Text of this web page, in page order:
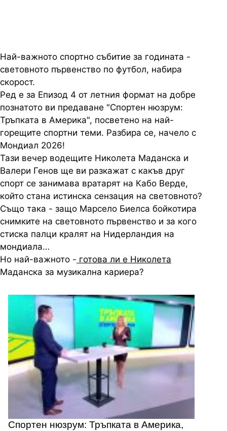
Най-важното спортно събитие за годината -
световното първенство по футбол, набира
скорост.
Ред е за Епизод 4 от летния формат на добре
познатото ви предаване "Спортен нюзрум:
Тръпката в Америка", посветено на най-
горещите спортни теми. Разбира се, начело с
Мондиал 2026!
Тази вечер водещите Николета Маданска и
Валери Генов ще ви разкажат с какъв друг
спорт се занимава вратарят на Кабо Верде,
който стана истинска сензация на световното?
Също така - защо Марсело Биелса бойкотира
снимките на световното първенство и за кого
стиска палци кралят на Нидерландия на
мондиала…
Но най-важното - готова ли е Николета
Маданска за музикална кариера?
Спортен нюзрум: Тръпката в Америка,